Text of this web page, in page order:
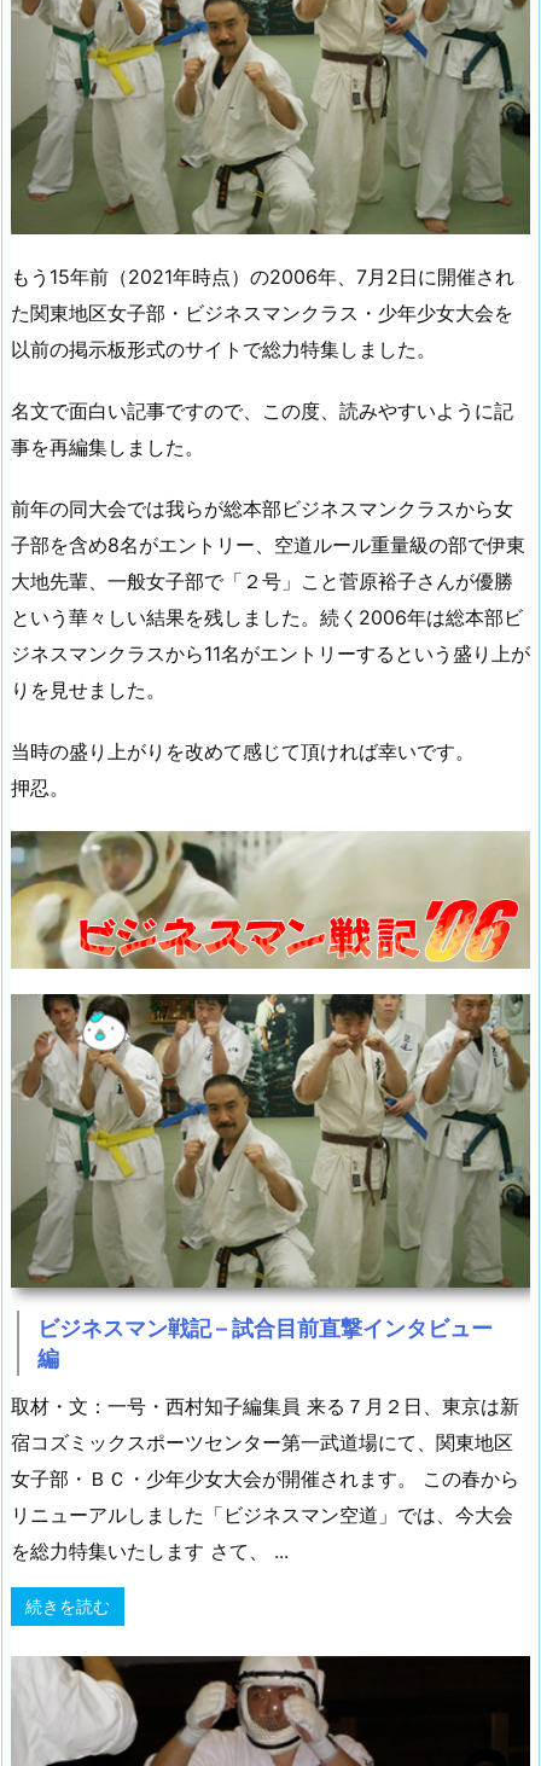
もう15年前（2021年時点）の2006年、7月2日に開催され
た関東地区女子部・ビジネスマンクラス・少年少女大会を
以前の掲示板形式のサイトで総力特集しました。
名文で面白い記事ですので、この度、読みやすいように記
事を再編集しました。
前年の同大会では我らが総本部ビジネスマンクラスから女
子部を含め8名がエントリー、空道ルール重量級の部で伊東
大地先輩、一般女子部で「２号」こと菅原裕子さんが優勝
という華々しい結果を残しました。続く2006年は総本部ビ
ジネスマンクラスから11名がエントリーするという盛り上が
りを見せました。
当時の盛り上がりを改めて感じて頂ければ幸いです。
押忍。
ビジネスマン戦記 – 試合目前直撃インタビュー
編
取材・文：一号・西村知子編集員 来る７月２日、東京は新
宿コズミックスポーツセンター第一武道場にて、関東地区
女子部・ＢＣ・少年少女大会が開催されます。 この春から
リニューアルしました「ビジネスマン空道」では、今大会
を総力特集いたします さて、 ...
続きを読む